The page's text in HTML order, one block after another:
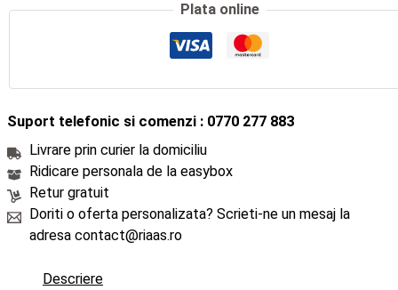
Plata online
Suport telefonic si comenzi : 0770 277 883
Livrare prin curier la domiciliu
Ridicare personala de la easybox
Retur gratuit
Doriti o oferta personalizata? Scrieti-ne un mesaj la
adresa contact@riaas.ro
Descriere